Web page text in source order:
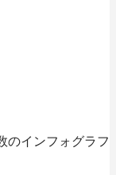
のインフォグラフ